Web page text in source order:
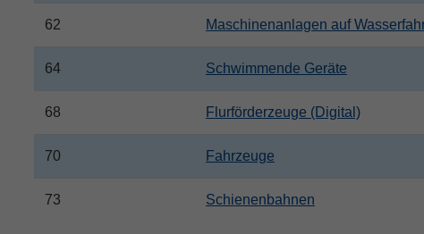
62 Maschinenanlagen auf
64 Schwimmende Geräte
68 Flurförderzeuge (Digital)
70 Fahrzeuge
73 Schienenbahnen